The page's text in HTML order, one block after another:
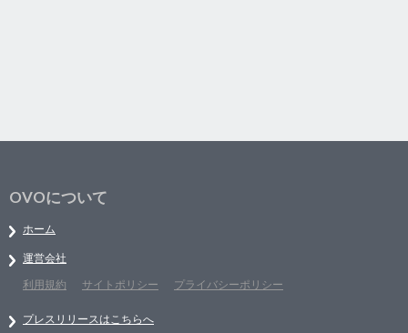
OVOについて
ホーム
運営会社
利用規約
サイトポリシー プライバシーポリシー
プレスリリースはこちらへ